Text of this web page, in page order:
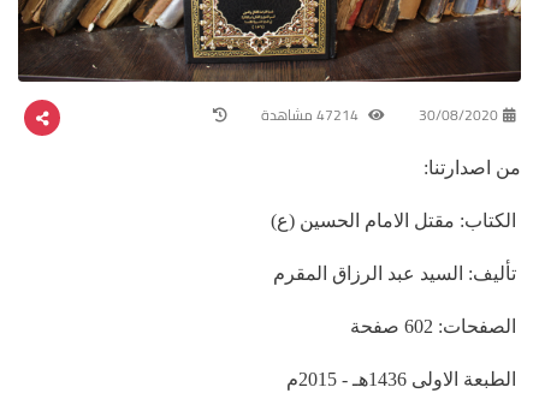
30/08/2020
من اصدارتنا:
الكتاب: مقتل الامام الحسين (ع)
تأليف: السيد عبد الرزاق المقرم
الصفحات: 602 صفحة
الطبعة الاولى 1436هـ - 2015م